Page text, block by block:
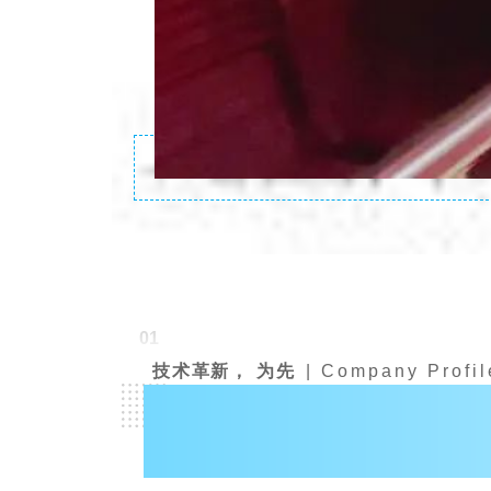
01
技术革新， 为先
| Company